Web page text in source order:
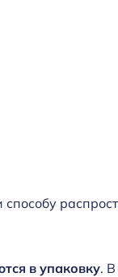
в упаковку.